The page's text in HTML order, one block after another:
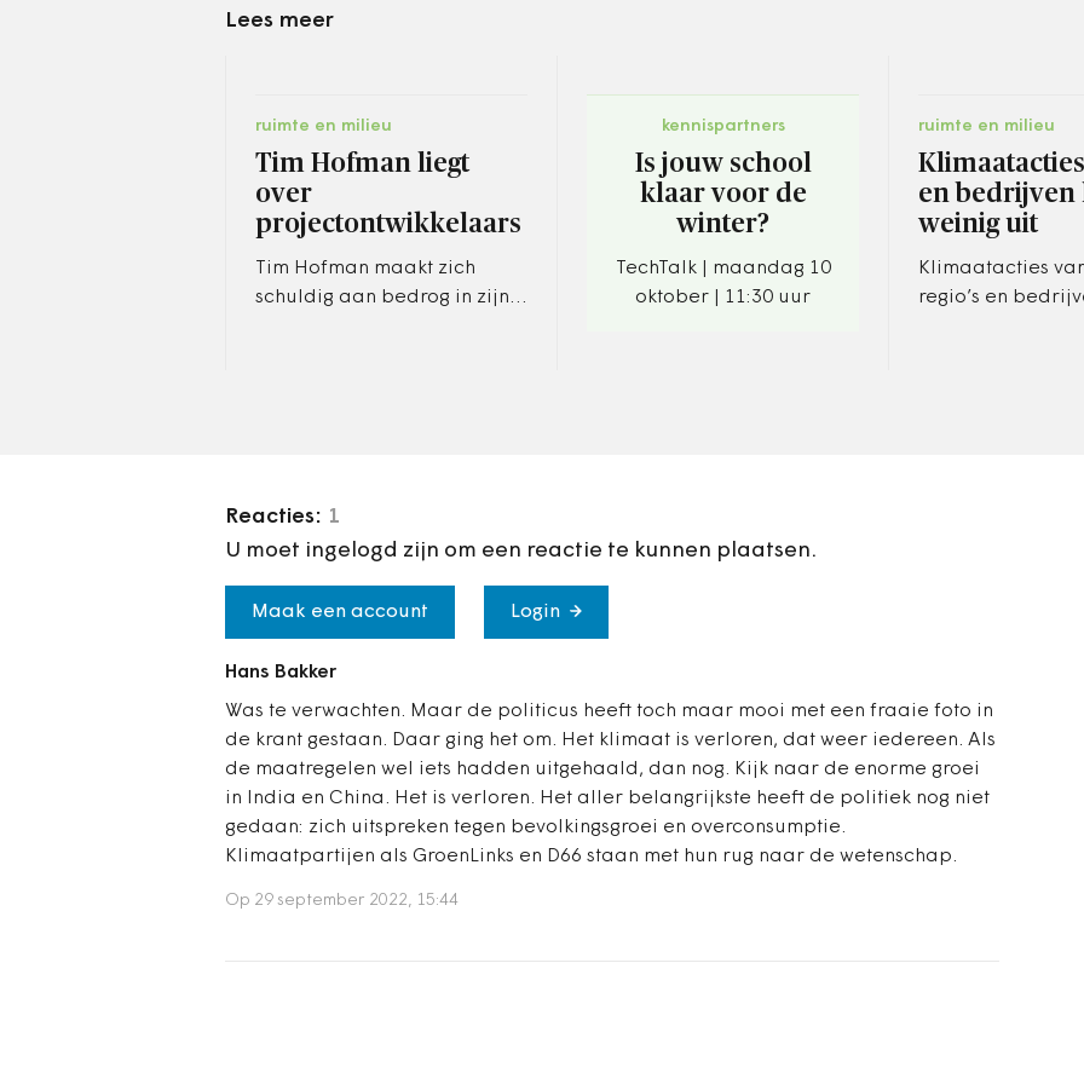
Lees meer
ruimte en milieu
Tim Hofman liegt
over
projectontwikkelaars
Tim Hofman maakt zich
schuldig aan bedrog in zijn
kennispartners
Is jouw school
klaar voor de
winter?
TechTalk | maandag 10
oktober | 11:30 uur
ruimte en milieu
en bedrijven
weinig uit
Klimaatacties
regio’s en
Reacties: 1
U moet ingelogd zijn om een reactie te kunnen plaatsen.
Maak een account Login
Hans Bakker
Was te verwachten. Maar de politicus heeft toch maar mooi met een fraaie foto in
de krant gestaan. Daar ging het om. Het klimaat is verloren, dat weer iedereen. Als
de maatregelen wel iets hadden uitgehaald, dan nog. Kijk naar de enorme groei
in India en China. Het is verloren. Het aller belangrijkste heeft de politiek nog niet
gedaan: zich uitspreken tegen bevolkingsgroei en overconsumptie.
Klimaatpartijen als GroenLinks en D66 staan met hun rug naar de wetenschap.
Op 29 september 2022, 15:44